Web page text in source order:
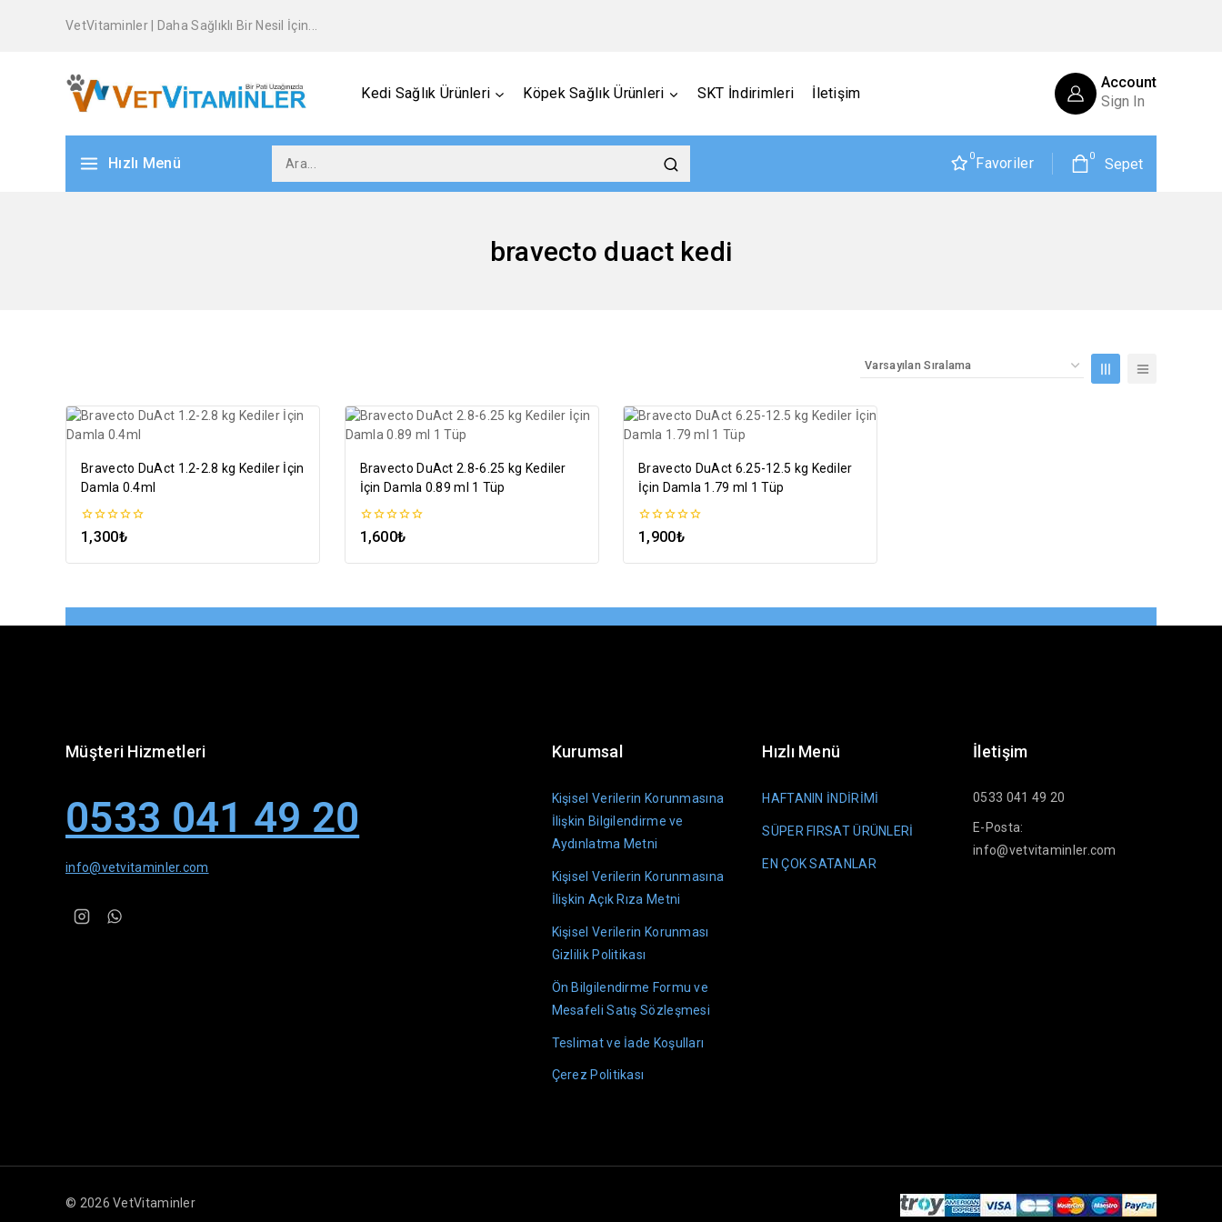
VetVitaminler | Daha Sağlıklı Bir Nesil İçin...
Kedi Sağlık Ürünleri Köpek Sağlık Ürünleri SKT İndirimleri İletişim
Account
Sign In
Hızlı Menü 0Favoriler 0 Sepet
bravecto duact kedi
Bravecto DuAct 1.2-2.8 kg Kediler İçin
Damla 0.4ml
0
5
1,300₺
Bravecto DuAct 2.8-6.25 kg Kediler
İçin Damla 0.89 ml 1 Tüp
0
5
1,600₺
Bravecto DuAct 6.25-12.5 kg Kediler
İçin Damla 1.79 ml 1 Tüp
0
5
1,900₺
Müşteri Hizmetleri
0533 041 49 20
info@vetvitaminler.com
Kurumsal
Kişisel Verilerin Korunmasına
İlişkin Bilgilendirme ve
Aydınlatma Metni
Kişisel Verilerin Korunmasına
İlişkin Açık Rıza Metni
Kişisel Verilerin Korunması
Gizlilik Politikası
Ön Bilgilendirme Formu ve
Mesafeli Satış Sözleşmesi
Teslimat ve İade Koşulları
Çerez Politikası
Hızlı Menü
HAFTANIN İNDİRİMİ
SÜPER FIRSAT ÜRÜNLERİ
EN ÇOK SATANLAR
İletişim
0533 041 49 20
E-Posta:
info@vetvitaminler.com
© 2026 VetVitaminler